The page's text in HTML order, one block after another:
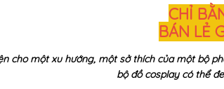
CHỈ
BÁN LẺ
cho một xu hướng, một sở thích của một bộ
bộ đồ cosplay có thể